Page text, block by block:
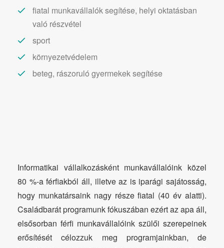
fiatal munkavállalók segítése, helyi oktatásban
való részvétel
sport
környezetvédelem
beteg, rászoruló gyermekek segítése
Informatikai vállalkozásként munkavállalóink közel
80 %-a férfiakból áll, illetve az is iparági sajátosság,
hogy munkatársaink nagy része fiatal (40 év alatti).
Családbarát programunk fókuszában ezért az apa áll,
elsősorban férfi munkavállalóink szülői szerepeinek
erősítését célozzuk meg programjainkban, de